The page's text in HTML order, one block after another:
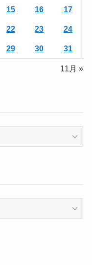
15 16 17
22 23 24
29 30 31
11月 »